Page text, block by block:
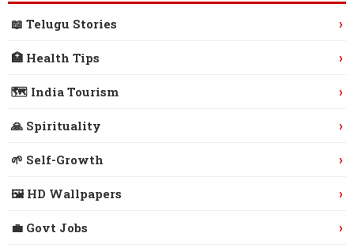
📖 Telugu Stories ›
🏥 Health Tips ›
🗺️ India Tourism ›
🙏 Spirituality ›
🌱 Self-Growth ›
🖼️ HD Wallpapers ›
💼 Govt Jobs ›